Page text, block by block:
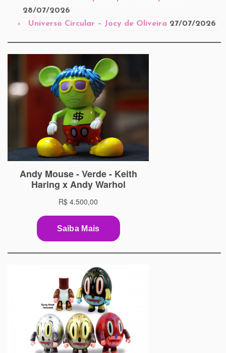
28/07/2026
Universo Circular – Jocy de Oliveira 27/07/2026